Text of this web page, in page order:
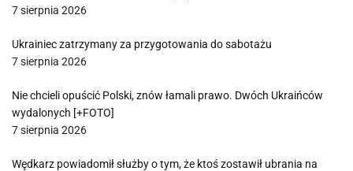
7 sierpnia 2026
Ukrainiec zatrzymany za przygotowania do sabotażu
7 sierpnia 2026
Nie chcieli opuścić Polski, znów łamali prawo. Dwóch Ukraińców
wydalonych [+FOTO]
7 sierpnia 2026
Wędkarz powiadomił służby o tym, że ktoś zostawił ubrania na